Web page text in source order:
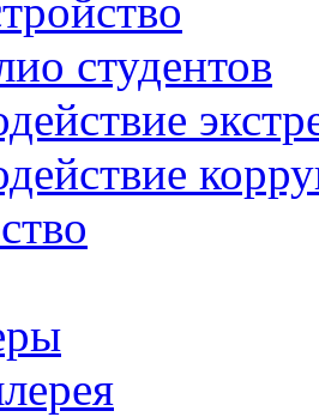
студентов